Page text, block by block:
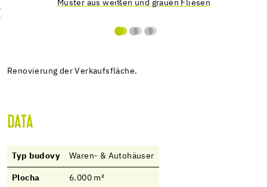
Renovierung der Verkaufsfläche.
DATA
Typ budovy Waren- & Autohäuser
Plocha 6.000 m²